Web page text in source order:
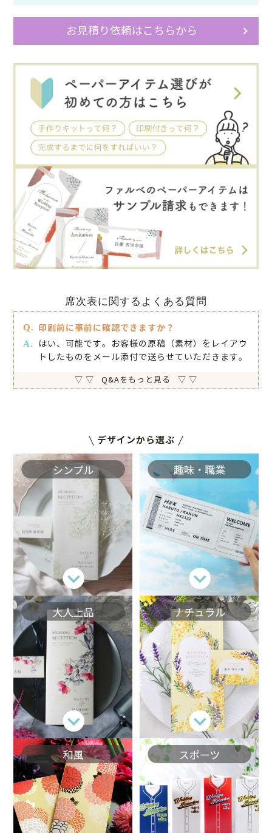
お見積り依頼はこちらから
席次表に関するよくある質問
印刷前に事前に確認できますか？
はい、可能です。お客様の原稿（素材）をレイアウ
トしたものをメール添付で送らせていただきます。
▽ ▽ Q&Aをもっと見る ▽ ▽
デザインから選ぶ